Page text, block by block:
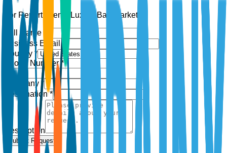
For Report: Men’s Luxury Bag Market
Full Name *
Business Email *
Country *
Phone Number *
Company *
Designation *
Description
Submit Request